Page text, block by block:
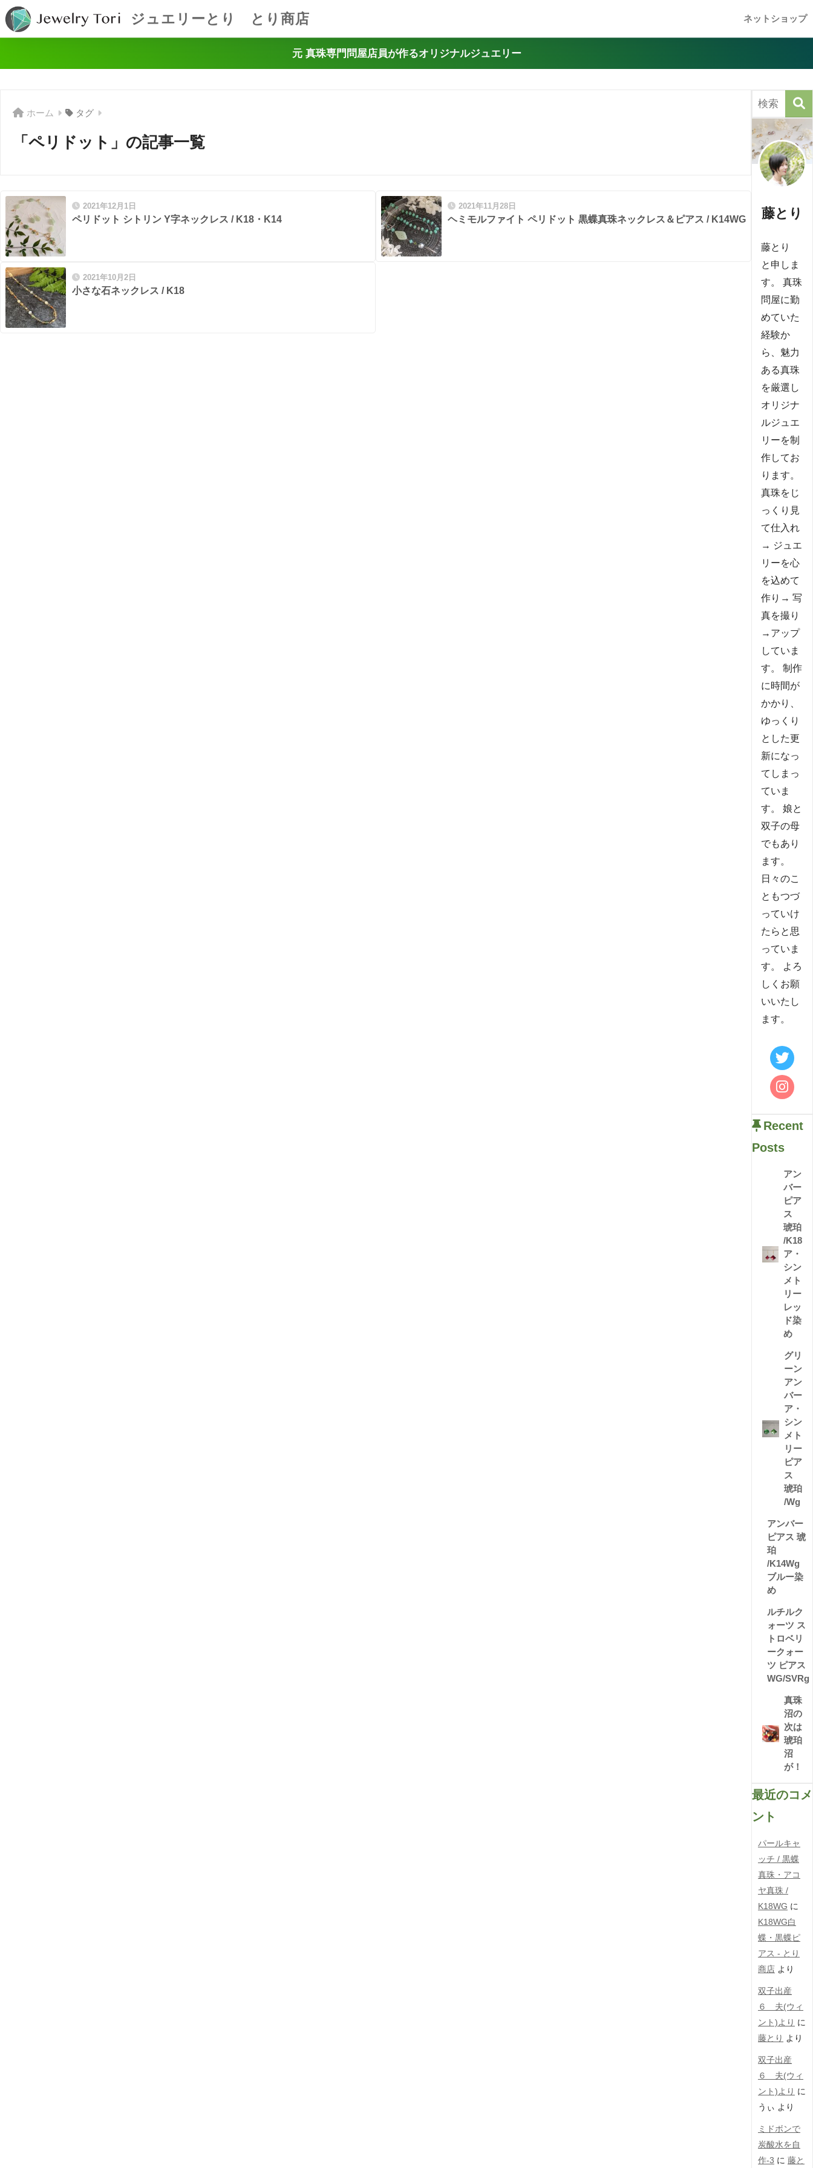
ジュエリーとり とり商店 ネットショップ
元 真珠専門問屋店員が作るオリジナルジュエリー
ホーム タグ
「ペリドット」の記事一覧
2021年12月1日
ペリドット シトリン Y字ネックレス / K18・K14
2021年11月28日
ヘミモルファイト ペリドット 黒蝶真珠ネックレス＆ピアス / K14WG
2021年10月2日
小さな石ネックレス / K18
藤とり
藤とり
と申しま
す。 真珠
問屋に勤
めていた
経験か
ら、魅力
ある真珠
を厳選し
オリジナ
ルジュエ
リーを制
作してお
ります。
真珠をじ
っくり見
て仕入れ
→ ジュエ
リーを心
を込めて
作り→ 写
真を撮り
→アップ
していま
す。 制作
に時間が
かかり、
ゆっくり
とした更
新になっ
てしまっ
ていま
す。 娘と
双子の母
でもあり
ます。
日々のこ
ともつづ
っていけ
たらと思
っていま
す。 よろ
しくお願
いいたし
ます。
Recent
Posts
アン
バー
ピア
ス
琥珀
/K18
ア・
シン
メト
リー
レッ
ド染
め
グリ
ーン
アン
バー
ア・
シン
メト
リー
ピア
ス
琥珀
/Wg
アンバー
ピアス 琥
珀
/K14Wg
ブルー染
め
ルチルク
ォーツ ス
トロベリ
ークォー
ツ ピアス
WG/SVRg
真珠
沼の
次は
琥珀
沼
が！
最近のコメ
ント
パールキャ
ッチ / 黒蝶
真珠・アコ
ヤ真珠 /
K18WG に
K18WG白
蝶・黒蝶ピ
アス - とり
商店 より
双子出産
６ 夫(ウィ
ント)より に
藤とり より
双子出産
６ 夫(ウィ
ント)より に
うぃ より
ミドボンで
炭酸水を自
作-3 に 藤と